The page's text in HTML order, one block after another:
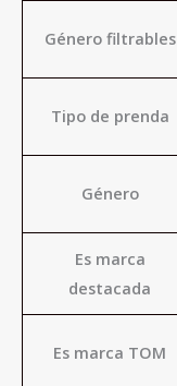
Género filtrables
Tipo de prenda
Género
Es marca
destacada
Es marca TOM